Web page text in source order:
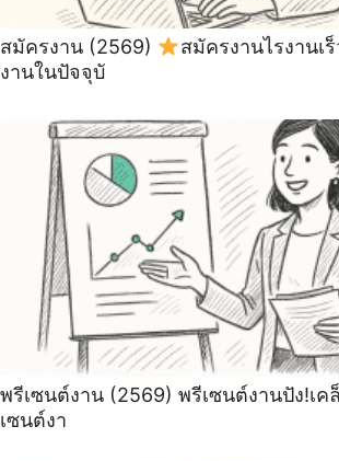
สมัครงาน (2569)
สมัครงานไรงานเ
งานในปัจจุบั
พรีเซนต์งาน (2569) พรีเซนต์งานปัง!เ
เซนต์งา